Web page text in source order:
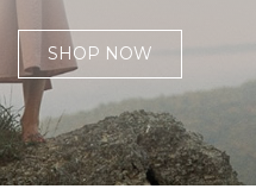
SHOP NOW